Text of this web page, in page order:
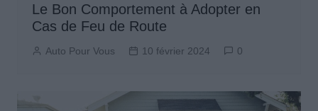
Le Bon Comportement à Adopter en
Cas de Feu de Route
Auto Pour Vous 10 février 2024 0